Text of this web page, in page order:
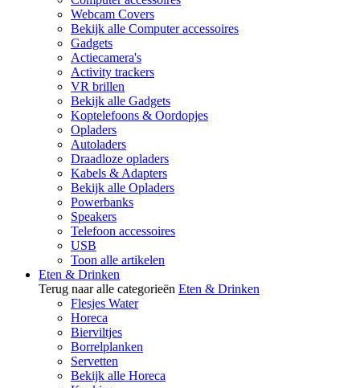
Webcam Covers
Bekijk alle Computer accessoires
Gadgets
Actiecamera's
Activity trackers
VR brillen
Bekijk alle Gadgets
Koptelefoons & Oordopjes
Opladers
Autoladers
Draadloze opladers
Kabels & Adapters
Bekijk alle Opladers
Powerbanks
Speakers
Telefoon accessoires
USB
Toon alle artikelen
Eten & Drinken
Terug naar alle categorieën Eten & Drinken
Flesjes Water
Horeca
Bierviltjes
Borrelplanken
Servetten
Bekijk alle Horeca